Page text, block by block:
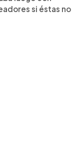
si éstas no